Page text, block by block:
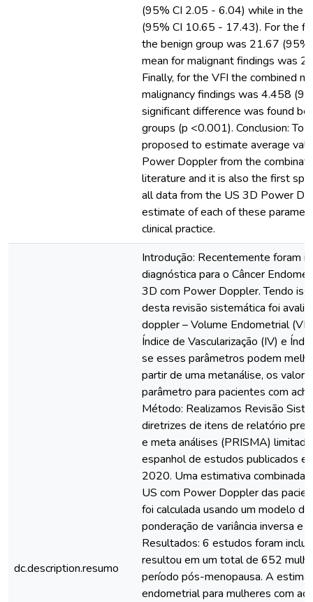
(95% CI 2.05 - 6.04) while in the
(95% CI 10.65 - 17.43). For the
the benign group was 21.67
mean for malignant findings was
Finally, for the VFI the combined
malignancy findings was 4.458
significant difference was found
groups (p <0.001). Conclusion:
proposed to estimate average
Power Doppler from the
literature and it is also the first
all data from the US 3D Power
estimate of each of these
clinical practice.
dc.description.resumo
Introdução: Recentemente foram
diagnóstica para o Câncer
3D com Power Doppler. Tendo
desta revisão sistemática foi
doppler – Volume Endometrial
Índice de Vascularização (IV) e
se esses parâmetros podem
partir de uma metanálise, os
parâmetro para pacientes com
Método: Realizamos Revisão
diretrizes de itens de relatório
e meta análises (PRISMA)
espanhol de estudos publicados
2020. Uma estimativa combinada
US com Power Doppler das
foi calculada usando um modelo
ponderação de variância inversa e
Resultados: 6 estudos foram
resultou em um total de 652
período pós-menopausa. A
endometrial para mulheres com